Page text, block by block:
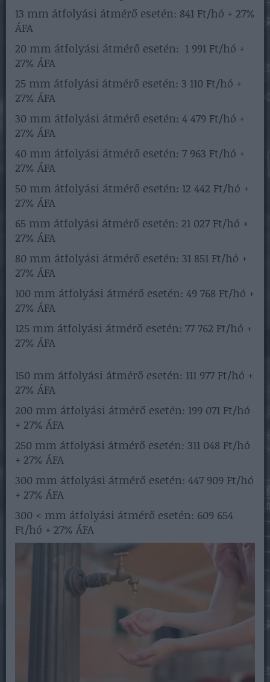
13 mm átfolyási átmérő esetén: 841 Ft/hó + 27%
ÁFA
20 mm átfolyási átmérő esetén: 1 991 Ft/hó +
27% ÁFA
25 mm átfolyási átmérő esetén: 3 110 Ft/hó +
27% ÁFA
30 mm átfolyási átmérő esetén: 4 479 Ft/hó +
27% ÁFA
40 mm átfolyási átmérő esetén: 7 963 Ft/hó +
27% ÁFA
50 mm átfolyási átmérő esetén: 12 442 Ft/hó +
27% ÁFA
65 mm átfolyási átmérő esetén: 21 027 Ft/hó +
27% ÁFA
80 mm átfolyási átmérő esetén: 31 851 Ft/hó +
27% ÁFA
100 mm átfolyási átmérő esetén: 49 768 Ft/hó +
27% ÁFA
125 mm átfolyási átmérő esetén: 77 762 Ft/hó +
27% ÁFA
150 mm átfolyási átmérő esetén: 111 977 Ft/hó +
27% ÁFA
200 mm átfolyási átmérő esetén: 199 071 Ft/hó
+ 27% ÁFA
250 mm átfolyási átmérő esetén: 311 048 Ft/hó
+ 27% ÁFA
300 mm átfolyási átmérő esetén: 447 909 Ft/hó
+ 27% ÁFA
300 < mm átfolyási átmérő esetén: 609 654
Ft/hó + 27% ÁFA